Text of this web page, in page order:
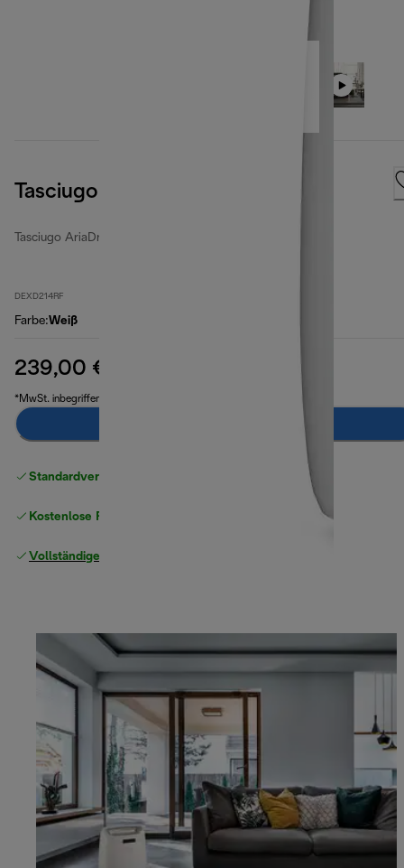
Tasciugo AriaDry Multi
Tasciugo AriaDry Multi
DEXD214RF
Farbe:Weiß
239,00 €
*MwSt. inbegriffen
Zum Warenkorb hinzufügen
Standardversand kostenlos
Kostenlose Rücksendungen
Vollständige Herstellergarantie